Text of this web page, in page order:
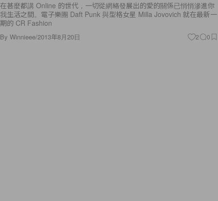
在甚麼都講 Online 的世代，一切從網絡發展出的愛的關係已悄悄滲進你
我生活之間。電子樂團 Daft Punk 與型格女星 Milla Jovovich 就在最新一
期的 CR Fashion
By Winnieee/2013年8月20日 2 0